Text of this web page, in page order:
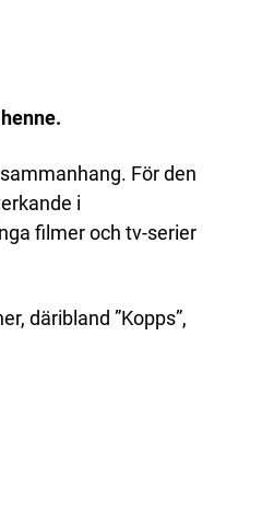
För den
i
filmer och tv-serier
däribland ”Kopps”,